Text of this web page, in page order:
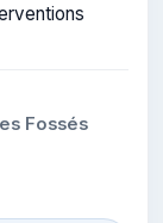
Fossés